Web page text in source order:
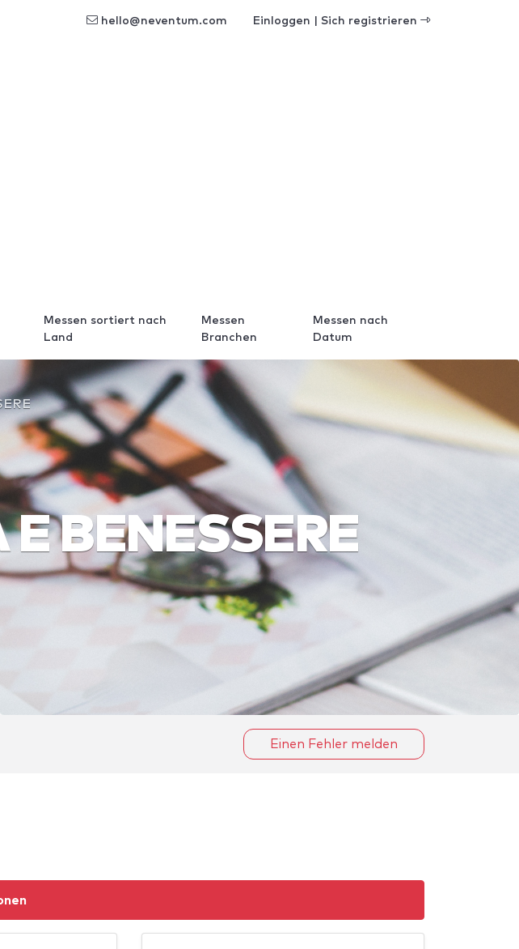
hello@neventum.com Einloggen | Sich registrieren
Messen sortiert nach
Land
Messen
Branchen
Messen nach
Datum
BENESSERE
Einen Fehler melden